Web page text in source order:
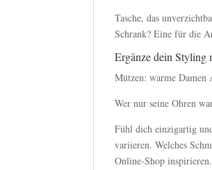
Tasche, das
Schrank? Eine für die
Ergänze dein Styling
Mützen: warme Damen
Wer nur seine Ohren
Fühl dich einzigartig
variieren. Welches
Online-Shop inspirieren.